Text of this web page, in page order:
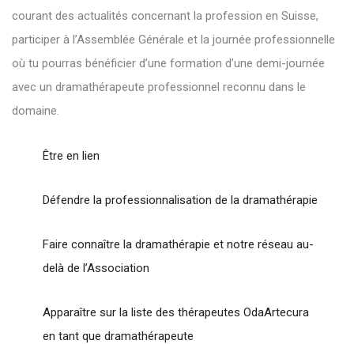
courant des actualités concernant la profession en Suisse,
participer à l’Assemblée Générale et la journée professionnelle
où tu pourras bénéficier d’une formation d’une demi-journée
avec un dramathérapeute professionnel reconnu dans le
domaine.
Être en lien
Défendre la professionnalisation de la dramathérapie
Faire connaître la dramathérapie et notre réseau au-
delà de l’Association
Apparaître sur la liste des thérapeutes OdaArtecura
en tant que dramathérapeute